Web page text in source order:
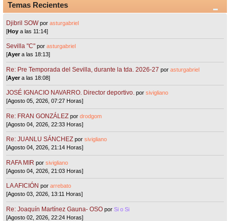
Temas Recientes
Djibril SOW porasturgabriel
[Hoy a las 11:14]
Sevilla "C"porasturgabriel
[Ayera las 18:13]
Re: Pre Temporada del Sevilla, durante la tda. 2026-27 porasturgabriel
[Ayera las 18:08]
JOSÉ IGNACIO NAVARRO. Director deportivo. porsivigliano
[Agosto 05, 2026, 07:27 Horas]
Re: FRAN GONZÁLEZ pordrodgom
[Agosto 04, 2026, 22:33 Horas]
Re: JUANLU SÁNCHEZ porsivigliano
[Agosto 04, 2026, 21:14 Horas]
RAFA MIR porsivigliano
[Agosto 04, 2026, 21:03 Horas]
LA AFICIÓN porarrebato
[Agosto 03, 2026, 13:11 Horas]
Re: Joaquín Martínez Gauna- OSO porSi o Si
[Agosto 02, 2026, 22:24 Horas]